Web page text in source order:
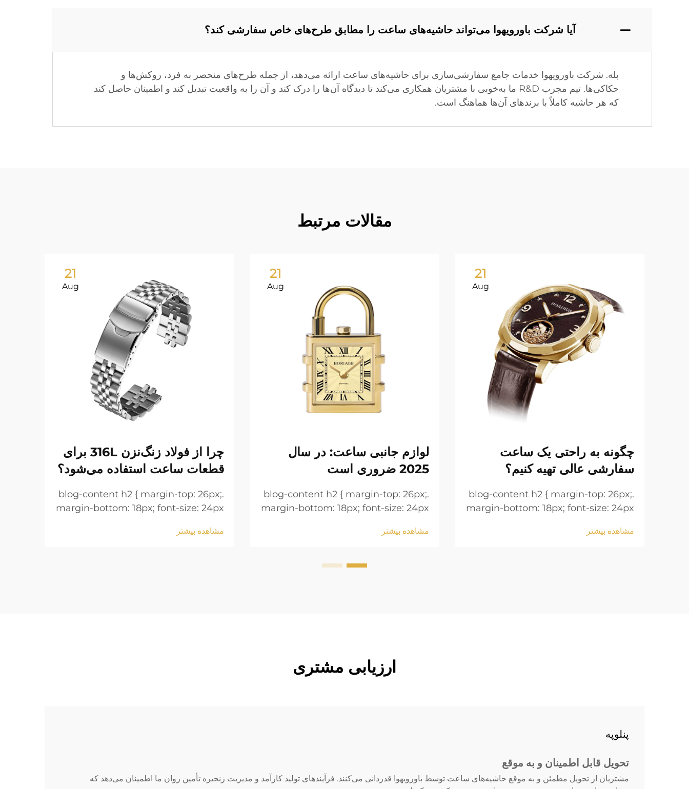
آیا شرکت باورویهوا می‌تواند حاشیه‌های ساعت را مطابق طرح‌های خاص سفارشی کند؟
بله. شرکت باورویهوا خدمات جامع سفارشی‌سازی برای حاشیه‌های ساعت ارائه می‌دهد، از جمله طرح‌های منحصر به فرد، روکش‌ها و
حکاکی‌ها. تیم مجرب R&D ما به‌خوبی با مشتریان همکاری می‌کند تا دیدگاه آن‌ها را درک کند و آن را به واقعیت تبدیل کند و اطمینان حاصل کند
که هر حاشیه کاملاً با برندهای آن‌ها هماهنگ است.
مقالات مرتبط
21
Aug
چگونه به راحتی یک ساعت
سفارشی عالی تهیه کنیم؟
.blog-content h2 { margin-top: 26px;
margin-bottom: 18px; font-size: 24px
height: normal; } .blog-content h3 {
مشاهده بیشتر
21
Aug
لوازم جانبی ساعت: در سال
2025 ضروری است
.blog-content h2 { margin-top: 26px;
margin-bottom: 18px; font-size: 24px
height: normal; } .blog-content h3 {
18px; font-size: 20px !important;
مشاهده بیشتر
21
Aug
چرا از فولاد زنگ‌نزن 316L برای
قطعات ساعت استفاده می‌شود؟
.blog-content h2 { margin-top: 26px;
margin-bottom: 18px; font-size: 24px
height: normal; } .blog-content h3 {
مشاهده بیشتر
ارزیابی مشتری
پنلوپه
تحویل قابل اطمینان و به موقع
مشتریان از تحویل مطمئن و به موقع حاشیه‌های ساعت توسط باورویهوا قدردانی می‌کنند. فرآیندهای تولید کارآمد و مدیریت زنجیره تأمین روان ما اطمینان می‌دهد که